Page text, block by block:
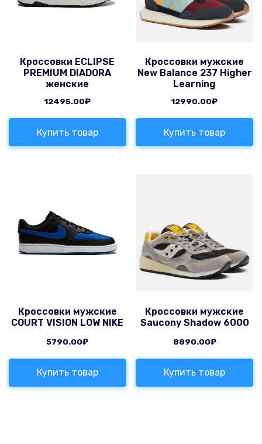
Кроссовки ECLIPSE
PREMIUM DIADORA
женские
12495.00₽
Купить товар
Кроссовки мужские
New Balance 237 Higher
Learning
12990.00₽
Купить товар
Кроссовки мужские
COURT VISION LOW NIKE
5790.00₽
Купить товар
Кроссовки мужские
Saucony Shadow 6000
8890.00₽
Купить товар